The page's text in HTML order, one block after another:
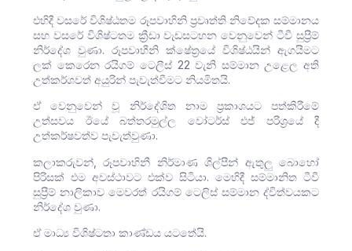
එහිදී වසරේ විශිෂ්ඨතම රූපවාහිනි ප්‍රවෘත්ති නිවේදක සම්මානය
සහ වස⁣රේ විශිෂ්ටතම ක්‍රීඩා වැඩසටහන වෙනුවෙන් ටීවී සුප්‍රීම්
නිර්දේශ වුණා. රූපවාහීනි ක්ෂේත්‍රයේ විශිෂ්ඨයින් ඇගයීමට
ලක් කෙරෙන රයිගම් ටෙලීස් 22 වැනි සම්මාන උළෙල අති
උත්කර්ශවත් අයුරින් පැවැත්වීමට නියමිතයි.
ඒ වෙනුවෙන් වූ නිර්දේශිත නාම ප්‍රකාශයට පත්කිරීමේ
උත්සවය ඊයේ බත්තරමුල්ල වෝටර්ස් එජ් පරිශ්‍රයේ දී
උත්කර්ෂවත්ව පැවැත්වුණා.
කලාකරුවන්, රූපවාහිනී නිර්මාණ ශිල්පීන් ඇතුලු බොහෝ
පිරිසක් එම අවස්ථාවට එක්ව සිටියා. මෙහිදී සම්මානිත ටීවී
සුප්‍රීම් නාලිකාව මෙවරත් රයිගම් ටෙලිස් සම්මාන ද්විත්වයකට
නිර්දේශ වුණා.
ඒ මාධ්‍ය විශිෂ්ටතා කාණ්ඩය යටතේයි.